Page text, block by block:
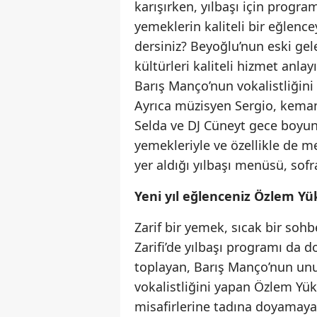
karışırken, yılbaşı için
yemeklerin kaliteli bir
dersiniz? Beyoğlu’nun eski
kültürleri kaliteli hizmet
Barış Manço’nun
Ayrıca müzisyen Sergio,
Selda ve DJ Cüneyt gece
yemekleriyle ve özellikle de
yer aldığı yılbaşı menüsü,
Yeni yıl eğlenceniz Özlem
Zarif bir yemek, sıcak bir
Zarifi’de yılbaşı programı
toplayan, Barış Manço’nun
vokalistliğini yapan Özlem
misafirlerine tadına